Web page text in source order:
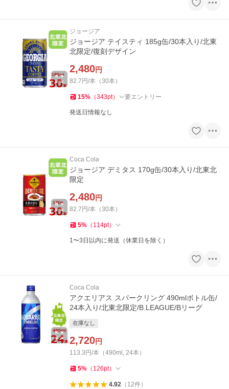
ジョージア
ジョージア テイスティ 185g缶/30本入り/北東
北限定/復刻デザイン
2,480円
82.7円/本（30本）
15% （343pt） 要エントリー
発送日情報なし
Coca Cola
ジョージア デミタス 170g缶/30本入り/北東北
限定
2,480円
82.7円/本（30本）
5% （ 114pt）
1〜3日以内に発送（休業日を除く）
Coca Cola
アクエリアス スパークリング 490mlボトル缶/
24本入り/北東北限定/B.LEAGUE/Bリーグ
在庫なし
2,720円
113.3円/本（490ml, 24本）
5% （ 126pt）
4.92（ 12件）